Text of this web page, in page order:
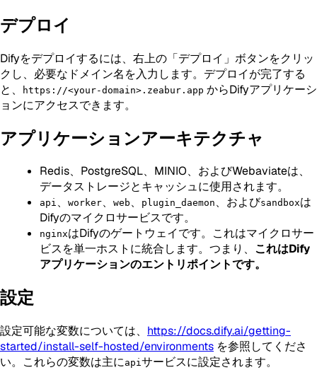
デプロイ
Difyをデプロイするには、右上の「デプロイ」ボタンをクリッ
クし、必要なドメイン名を入力します。デプロイが完了する
と、
https://<your-domain>.zeabur.app からDifyアプリケーシ
ョンにアクセスできます。
アプリケーションアーキテクチャ
Redis、PostgreSQL、MINIO、およびWebaviateは、
データストレージとキャッシュに使用されます。
api 、 worker、 web 、 plugin_daemon 、およびsandboxは
Difyのマイクロサービスです。
nginxはDifyのゲートウェイです。これはマイクロサー
ビスを単一ホストに統合します。つまり、 これはDify
アプリケーションのエントリポイントです。
設定
設定可能な変数については、 https://docs.dify.ai/getting-
started/install-self-hosted/environments を参照してくださ
い。これらの変数は主にapiサービスに設定されます。